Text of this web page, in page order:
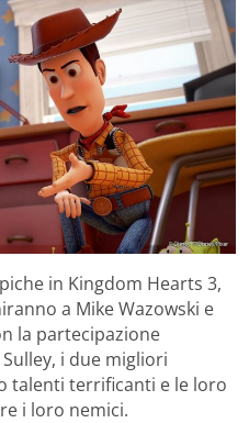
in Kingdom Hearts 3,
a Mike Wazowski e
la partecipazione
i due migliori
talenti terrificanti e le loro
i loro nemici.